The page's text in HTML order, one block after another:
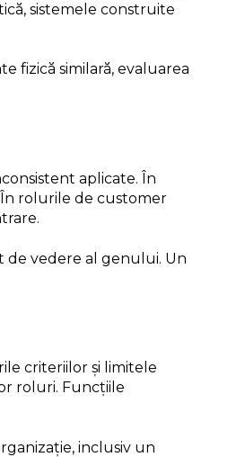
sistemele construite
fizică similară, evaluarea
aplicate. În
rolurile de customer
de vedere al genului. Un
criteriilor și limitele
roluri. Funcțiile
inclusiv un